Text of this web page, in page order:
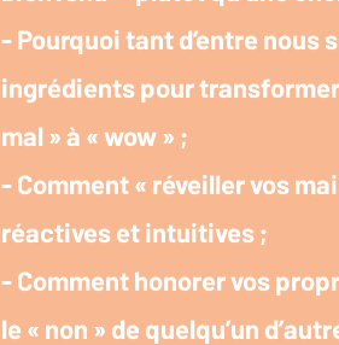
- Pourquoi tant d’entre nous
ingrédients pour transformer
mal » à « wow » ;
- Comment « réveiller vos
réactives et intuitives ;
- Comment honorer vos
le « non » de quelqu’un